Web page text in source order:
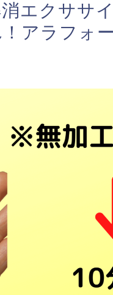
エクササ
アラフォ